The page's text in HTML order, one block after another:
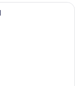
BBQ PKG) Cacao Roof